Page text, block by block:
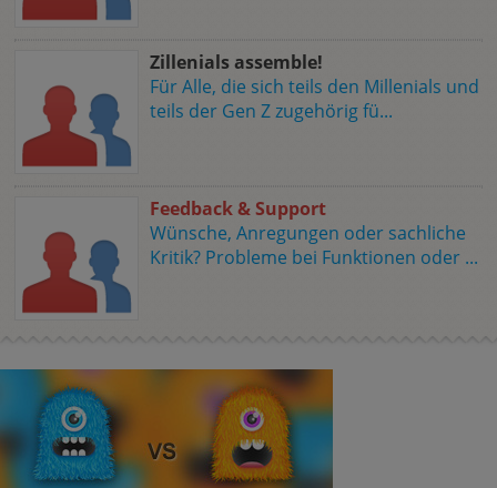
Zillenials assemble!
Für Alle, die sich teils den Millenials und
teils der Gen Z zugehörig fü...
Feedback & Support
Wünsche, Anregungen oder sachliche
Kritik? Probleme bei Funktionen oder ...